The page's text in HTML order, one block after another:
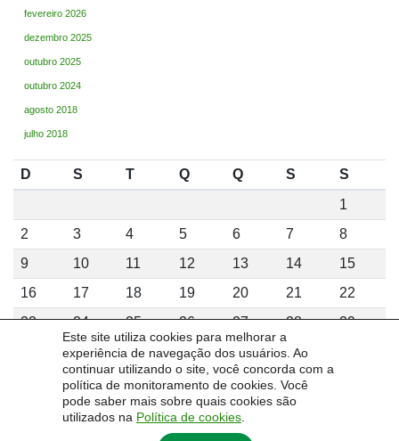
Este site utiliza cookies para melhorar a
experiência de navegação dos usuários. Ao
continuar utilizando o site, você concorda com a
política de monitoramento de cookies. Você
pode saber mais sobre quais cookies são
utilizados na Política de cookies
fevereiro 2026
dezembro 2025
outubro 2025
outubro 2024
agosto 2018
julho 2018
agosto 2026
D S T Q Q S
S
1
2
3 4 5 6 7
8
9
10 11 12 13 14
15
16
17 18 19 20 21
22
23
24 25 26 27 28
29
31